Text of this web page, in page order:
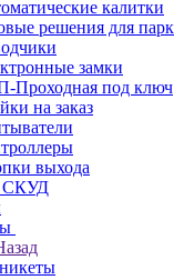
калитки
решения для
замки
Проходная под ключ
на заказ
выхода